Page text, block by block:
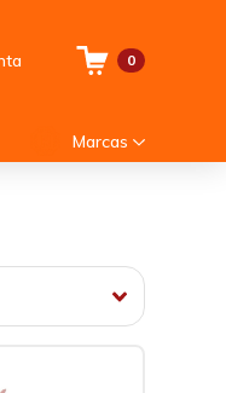
0
Marcas